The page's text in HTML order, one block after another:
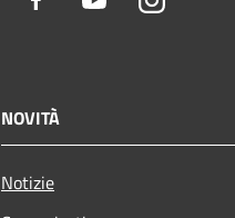
NOVITÀ
Notizie